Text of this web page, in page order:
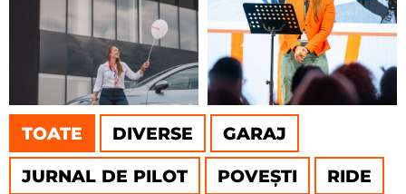
TOATE DIVERSE
GARAJ
JURNAL DE PILOT
POVEȘTI RIDE